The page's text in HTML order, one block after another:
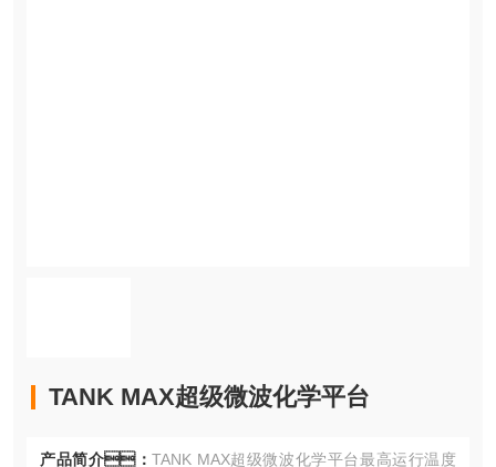
TANK MAX超级微波化学平台
产品简介： TANK MAX超级微波化学平台最高运行温度